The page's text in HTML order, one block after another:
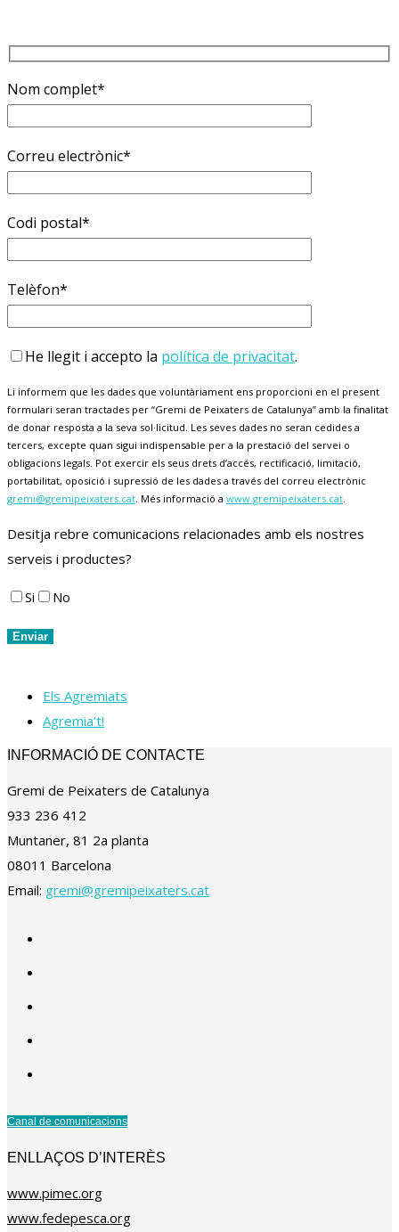
Nom complet*
Correu electrònic*
Codi postal*
Telèfon*
He llegit i accepto la política de privacitat.
Li informem que les dades que voluntàriament ens proporcioni en el present
formulari seran tractades per “Gremi de Peixaters de Catalunya” amb la finalitat
de donar resposta a la seva sol·licitud. Les seves dades no seran cedides a
tercers, excepte quan sigui indispensable per a la prestació del servei o
obligacions legals. Pot exercir els seus drets d’accés, rectificació, limitació,
portabilitat, oposició i supressió de les dades a través del correu electrònic
gremi@gremipeixaters.cat . Més informació a www.gremipeixaters.cat
Desitja rebre comunicacions relacionades amb els nostres
serveis i productes?
Si No
Els Agremiats
Agremia’t!
INFORMACIÓ DE CONTACTE
Gremi de Peixaters de Catalunya
933 236 412
Muntaner, 81 2a planta
08011 Barcelona
Email: gremi@gremipeixaters.cat
Canal de comunicacions
ENLLAÇOS D’INTERÈS
www.pimec.org
www.fedepesca.org